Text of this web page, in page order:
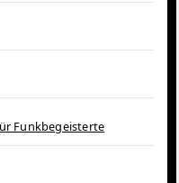
Funkbegeisterte